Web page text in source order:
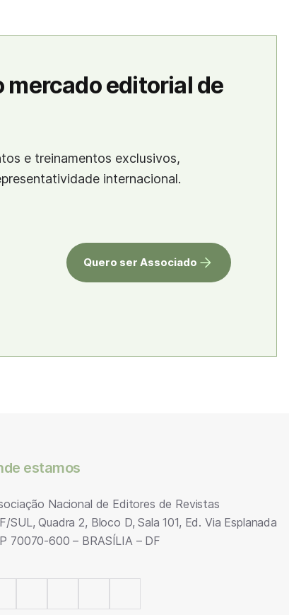
mercado editorial de
e treinamentos exclusivos,
internacional.
Quero ser Associado
estamos
Nacional de Editores de Revistas
SUL, Quadra 2, Bloco D, Sala 101, Ed. Via Esplanada
70070-600 – BRASÍLIA – DF